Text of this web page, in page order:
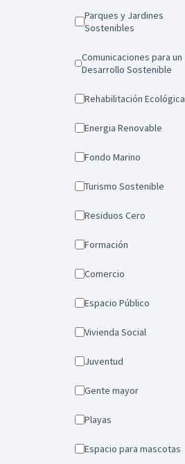
Parques y Jardines
Sostenibles
Comunicaciones para un
Desarrollo Sostenible
Rehabilitación Ecológica
Energia Renovable
Fondo Marino
Turismo Sostenible
Residuos Cero
Formación
Comercio
Espacio Público
Vivienda Social
Juventud
Gente mayor
Playas
Espacio para mascotas